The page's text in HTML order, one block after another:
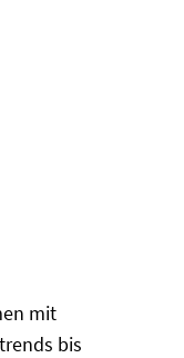
mit
bis